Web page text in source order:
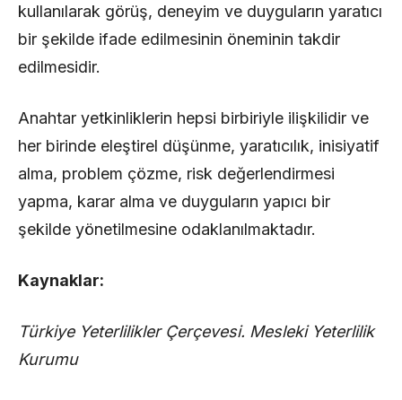
kullanılarak görüş, deneyim ve duyguların yaratıcı
bir şekilde ifade edilmesinin öneminin takdir
edilmesidir.
Anahtar yetkinliklerin hepsi birbiriyle ilişkilidir ve
her birinde eleştirel düşünme, yaratıcılık, inisiyatif
alma, problem çözme, risk değerlendirmesi
yapma, karar alma ve duyguların yapıcı bir
şekilde yönetilmesine odaklanılmaktadır.
Kaynaklar:
Türkiye Yeterlilikler Çerçevesi. Mesleki Yeterlilik
Kurumu